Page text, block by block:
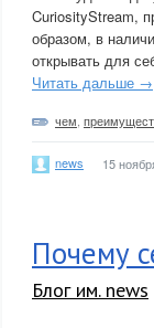
CuriosityStream,
образом, в
открывать для
Читать дальше →
чем
news 15
Почему
Блог им. news